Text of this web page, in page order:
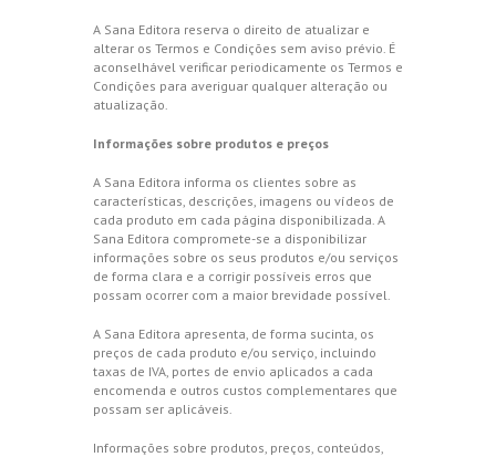
A Sana Editora reserva o direito de atualizar e
alterar os Termos e Condições sem aviso prévio. É
aconselhável verificar periodicamente os Termos e
Condições para averiguar qualquer alteração ou
atualização.
Informações sobre produtos e preços
A Sana Editora informa os clientes sobre as
características, descrições, imagens ou vídeos de
cada produto em cada página disponibilizada. A
Sana Editora compromete-se a disponibilizar
informações sobre os seus produtos e/ou serviços
de forma clara e a corrigir possíveis erros que
possam ocorrer com a maior brevidade possível.
A Sana Editora apresenta, de forma sucinta, os
preços de cada produto e/ou serviço, incluindo
taxas de IVA, portes de envio aplicados a cada
encomenda e outros custos complementares que
possam ser aplicáveis.
Informações sobre produtos, preços, conteúdos,